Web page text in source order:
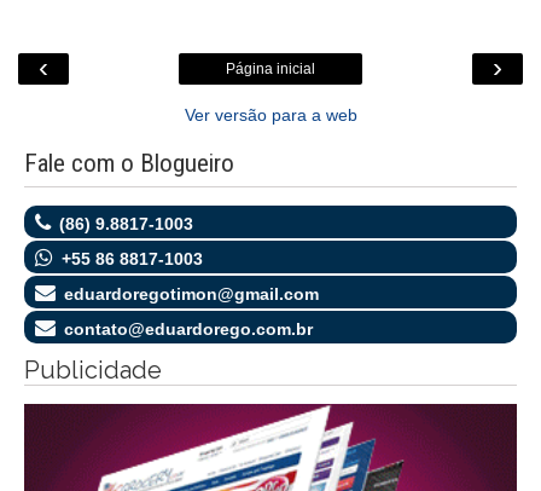
‹ ›
Página inicial
Ver versão para a web
Fale com o Blogueiro
(86) 9.8817-1003
+55 86 8817-1003
eduardoregotimon@gmail.com
contato@eduardorego.com.br
Publicidade